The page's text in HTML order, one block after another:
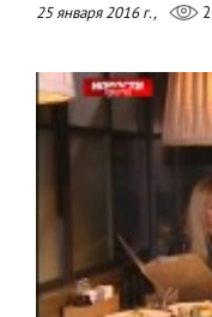
25 января 2016 г.,